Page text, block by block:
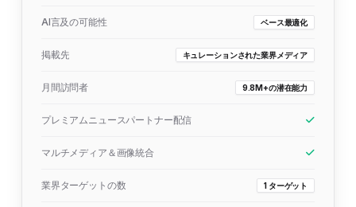
AI言及の可能性 ベース最適化
掲載先 キュレーションされた業界メディア
月間訪問者 9.8M+の潜在能力
プレミアムニュースパートナー配信
マルチメディア＆画像統合
業界ターゲットの数 1 ターゲット